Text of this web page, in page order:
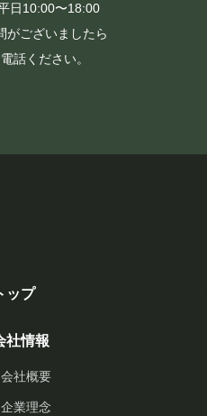
日10:00〜18:00
がございましたら
話ください。
ップ
社情報
会社概要
企業理念